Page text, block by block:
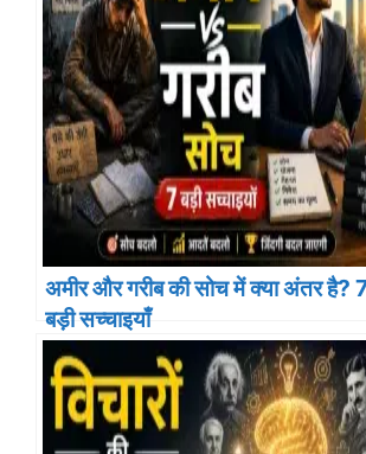
अमीर और गरीब की सोच में क्या अंतर है?
बड़ी सच्चाइयाँ